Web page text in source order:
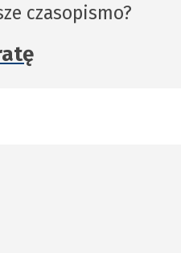
czasopismo?